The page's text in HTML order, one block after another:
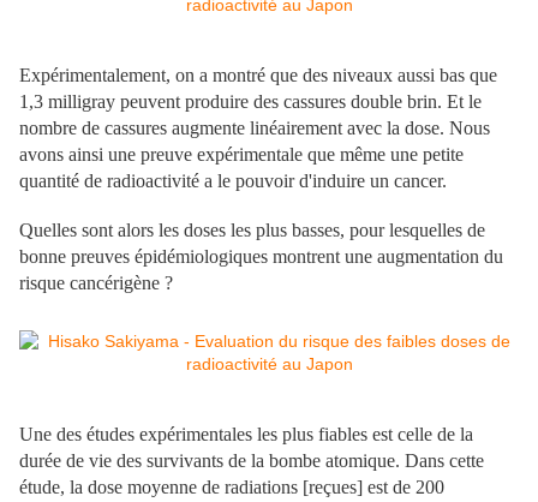
Expérimentalement, on a montré que des niveaux aussi bas que
1,3 milligray peuvent produire des cassures double brin. Et le
nombre de cassures augmente linéairement avec la dose. Nous
avons ainsi une preuve expérimentale que même une petite
quantité de radioactivité a le pouvoir d'induire un cancer.
Quelles sont alors les doses les plus basses, pour lesquelles de
bonne preuves épidémiologiques montrent une augmentation du
risque cancérigène ?
Une des études expérimentales les plus fiables est celle de la
durée de vie des survivants de la bombe atomique. Dans cette
étude, la dose moyenne de radiations [reçues] est de 200